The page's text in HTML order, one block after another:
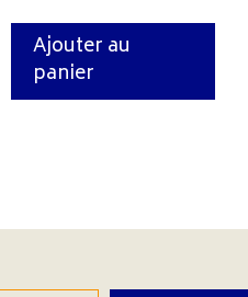
Ajouter au
panier